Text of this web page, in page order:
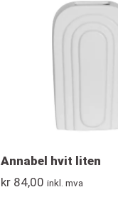
Annabel hvit liten
kr84,00 inkl. mva